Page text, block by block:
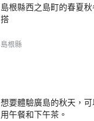
島根縣西之島町的春夏
搭
島根縣
想要體驗廣島的秋天，
用午餐和下午茶。